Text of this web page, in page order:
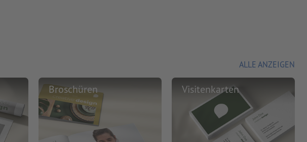
ALLE ANZEIGEN
Broschüren Visitenkarten